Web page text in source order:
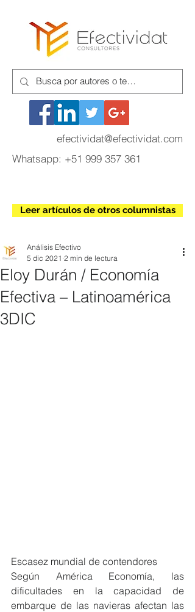
efectividat@efectividat.com
Whatsapp: +51 999 357 361
Leer artículos de otros columnistas
Eloy Durán / Economía
Efectiva – Latinoamérica
3DIC
Análisis Efectivo
5 dic 2021 2 min de lectura
Escasez mundial de contendores
Según América Economía, las
dificultades en la capacidad de
embarque de las navieras afectan las